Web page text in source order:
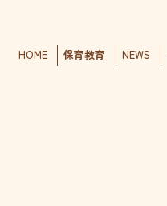
HOME 保育教育 NEWS